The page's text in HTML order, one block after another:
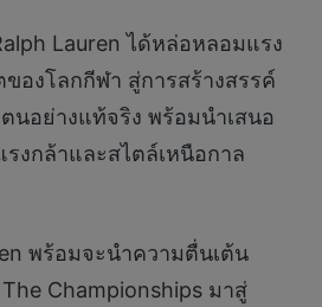
Lauren ได้หล่อหลอมแรง
องโลกกีฬา สู่การสร้างสรรค์
นอย่างแท้จริง พร้อมนำเสนอ
งกล้าและสไตล์เหนือกาล
พร้อมจะนำความตื่นเต้น
Championships มาสู่